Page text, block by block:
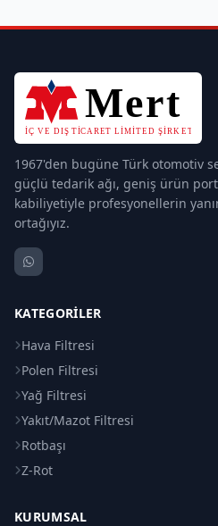
1967'den bugüne Türk otomotiv
güçlü tedarik ağı, geniş ürün
kabiliyetiyle profesyonellerin
ortağıyız.
KATEGORILER
Hava Filtresi
Polen Filtresi
Yağ Filtresi
Yakıt/Mazot Filtresi
Rotbaşı
Z-Rot
KURUMSAL